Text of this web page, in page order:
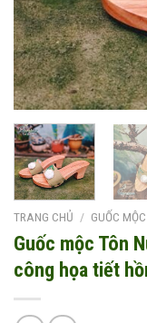
TRANG CHỦ / GUỐC MỘC
Guốc mộc Tôn
công họa tiết